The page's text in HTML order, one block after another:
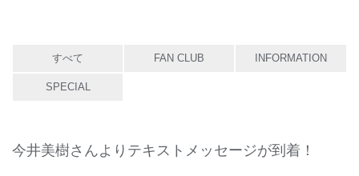
すべて FAN CLUB INFORMATION
SPECIAL
今井美樹さんよりテキストメッセージが到着！